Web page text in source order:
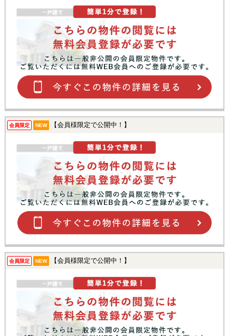
会員限定 NEW 【会員様限定で公開中！】
会員限定 NEW 【会員様限定で公開中！】